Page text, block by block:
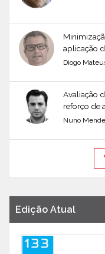
aplicação
Diogo
Avaliação
reforço de
Nuno
Edição Atual